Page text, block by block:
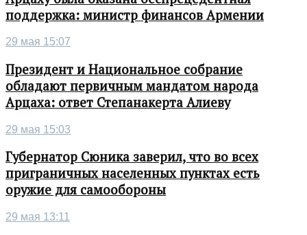
поддержка: министр финансов Армении
29 мая 15:07
Президент и Национальное собрание
обладают первичным мандатом народа
Арцаха: ответ Степанакерта Алиеву
29 мая 15:03
Губернатор Сюника заверил, что во всех
приграничных населенных пунктах есть
оружие для самообороны
29 мая 13:11